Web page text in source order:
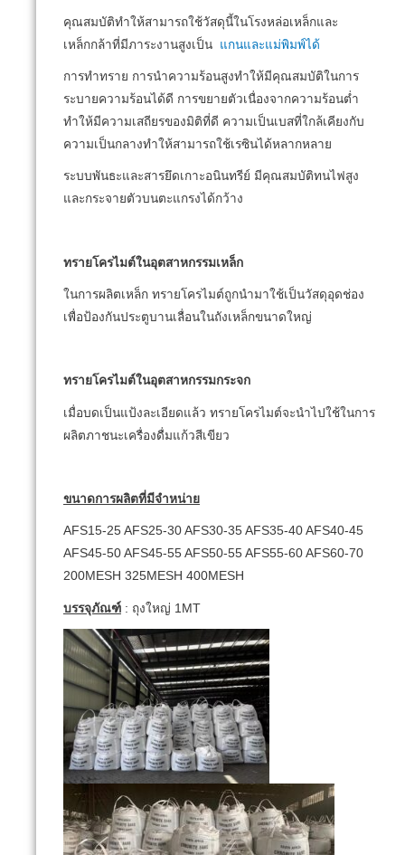
คุณสมบัติทำให้สามารถใช้วัสดุนี้ในโรงหล่อเหล็กและ
เหล็กกล้าที่มีภาระงานสูงเป็น แกนและแม่พิมพ์ได้
การทำทราย การนำความร้อนสูงทำให้มีคุณสมบัติในการ
ระบายความร้อนได้ดี การขยายตัวเนื่องจากความร้อนต่ำ
ทำให้มีความเสถียรของมิติที่ดี ความเป็นเบสที่ใกล้เคียงกับ
ความเป็นกลางทำให้สามารถใช้เรซินได้หลากหลาย
ระบบพันธะและสารยึดเกาะอนินทรีย์ มีคุณสมบัติทนไฟสูง
และกระจายตัวบนตะแกรงได้กว้าง
ทรายโครไมต์ในอุตสาหกรรมเหล็ก
ในการผลิตเหล็ก ทรายโครไมต์ถูกนำมาใช้เป็นวัสดุอุดช่อง
เพื่อป้องกันประตูบานเลื่อนในถังเหล็กขนาดใหญ่
ทรายโครไมต์ในอุตสาหกรรมกระจก
เมื่อบดเป็นแป้งละเอียดแล้ว ทรายโครไมต์จะนำไปใช้ในการ
ผลิตภาชนะเครื่องดื่มแก้วสีเขียว
ขนาดการผลิตที่มีจำหน่าย
AFS15-25 AFS25-30 AFS30-35 AFS35-40 AFS40-45
AFS45-50 AFS45-55 AFS50-55 AFS55-60 AFS60-70
200MESH 325MESH 400MESH
บรรจุภัณฑ์ : ถุงใหญ่ 1MT